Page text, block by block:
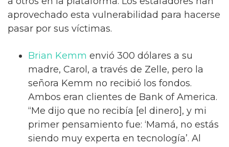
aprovechado esta vulnerabilidad para hacerse
pasar por sus víctimas.
Brian Kemm envió 300 dólares a su
madre, Carol, a través de Zelle, pero la
señora Kemm no recibió los fondos.
Ambos eran clientes de Bank of America.
“Me dijo que no recibía [el dinero], y mi
primer pensamiento fue: ‘Mamá, no estás
siendo muy experta en tecnología’. Al